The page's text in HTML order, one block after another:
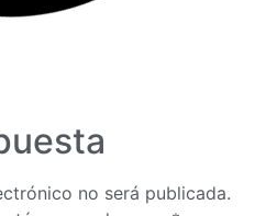
no será publicada.